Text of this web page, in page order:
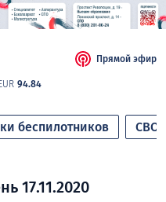
94.84
Прямой эфир
беспилотников СВО
17.11.2020